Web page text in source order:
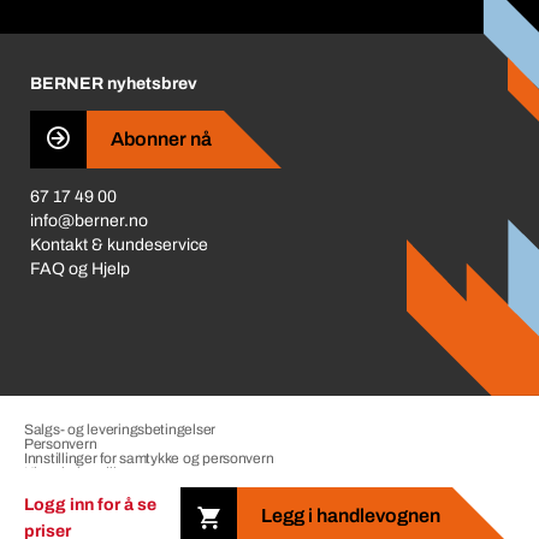
Logg inn for å se
priser
Legg i handlevognen
Prisjustering 2026
Redegjørelse om Åpenhetsloven
Business Conduct
BERNER nyhetsbrev
Abonner nå
67 17 49 00
info@berner.no
Kontakt & kundeservice
FAQ og Hjelp
Salgs- og leveringsbetingelser
Personvern
Innstillinger for samtykke og personvern
Klagebehandling